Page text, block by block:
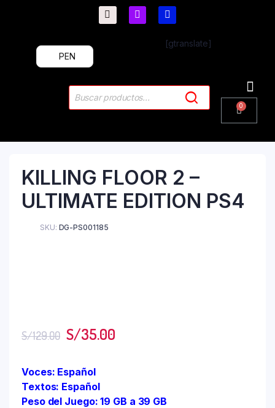
[gtranslate]
PEN
KILLING FLOOR 2 –
ULTIMATE EDITION PS4
SKU: DG-PS001185
S/129.00 S/35.00
Voces: Español
Textos: Español
Peso del Juego: 19 GB a 39 GB